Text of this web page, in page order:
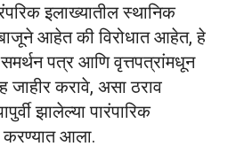
इलाख्यातील स्थानिक
आहेत की विरोधात आहेत, हे
पत्र आणि वृत्तपत्रांमधून
करावे, असा ठराव
झालेल्या पारंपारिक
करण्यात आला.